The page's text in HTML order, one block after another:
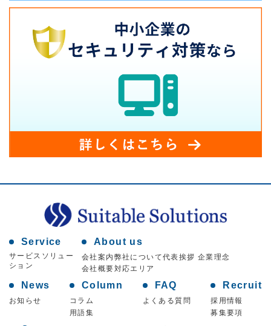
Service
サービスソリュー
ション
About us
会社案内 弊社について代表挨拶 企業理念
会社概要対応エリア
News
お知らせ
Column
コラム
用語集
FAQ
よくある質問
Recruit
採用情報
募集要項